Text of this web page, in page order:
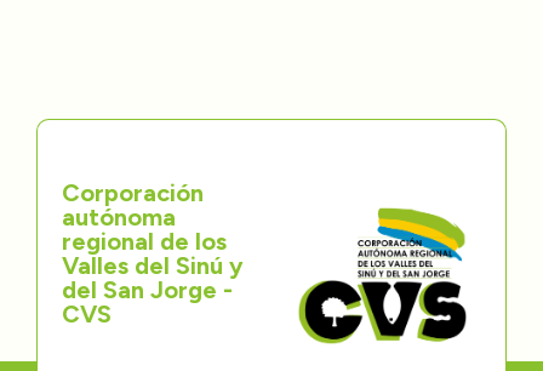
Participa
Trámites y Servicios
Contáctenos
Corporación
autónoma
regional de los
Valles del Sinú y
del San Jorge -
CVS